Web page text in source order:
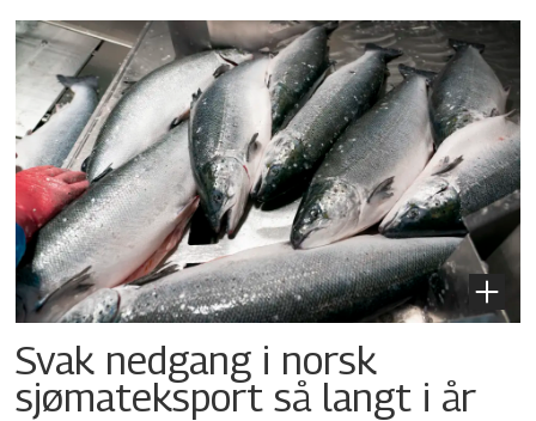
Svak nedgang i norsk
sjømateksport så langt i år